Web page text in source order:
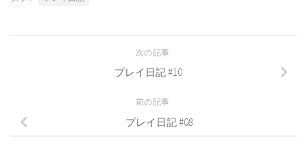
次の記事
プレイ日記 #10
前の記事
プレイ日記 #08